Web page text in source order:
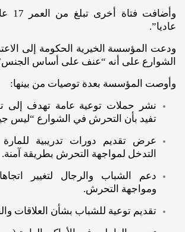
عاديا”.
ودعت المؤسسة الخيرية الحكومة إلى
الشوارع على أنه “عنف على أساس
وأوصت المؤسسة بعدة توصيات من بينها:
نشر حملات توعية عامة تهدف إلى
تفيد بأن التحرش في الشوارع “ليس
عرض تقديم دورات تدريبية
التدخل لمواجهة التحرش بطريقة آمنة.
دعم الشباب والرجال لتغيير
ومواجهة التحرش.
تقديم توعية للشباب بشأن العلاقات